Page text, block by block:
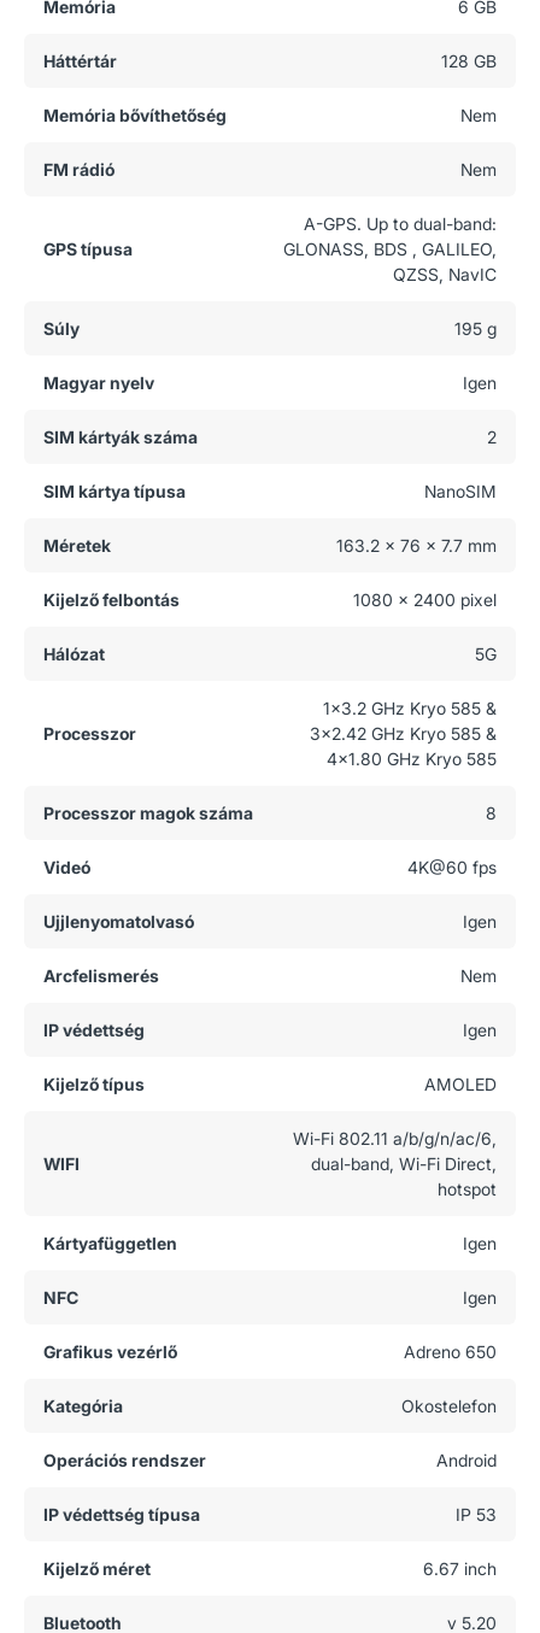
Memória 6 GB
Háttértár 128 GB
Memória bővíthetőség Nem
FM rádió Nem
GPS típusa
A-GPS. Up to dual-band:
GLONASS, BDS , GALILEO,
QZSS, NavIC
Súly 195 g
Magyar nyelv Igen
SIM kártyák száma 2
SIM kártya típusa NanoSIM
Méretek 163.2 x 76 x 7.7 mm
Kijelző felbontás 1080 x 2400 pixel
Hálózat 5G
Processzor
1x3.2 GHz Kryo 585 &
3x2.42 GHz Kryo 585 &
4x1.80 GHz Kryo 585
Processzor magok száma 8
Videó 4K@60 fps
Ujjlenyomatolvasó Igen
Arcfelismerés Nem
IP védettség Igen
Kijelző típus AMOLED
WIFI
Wi-Fi 802.11 a/b/g/n/ac/6,
dual-band, Wi-Fi Direct,
hotspot
Kártyafüggetlen Igen
NFC Igen
Grafikus vezérlő Adreno 650
Kategória Okostelefon
Operációs rendszer Android
IP védettség típusa IP 53
Kijelző méret 6.67 inch
Bluetooth v 5.20